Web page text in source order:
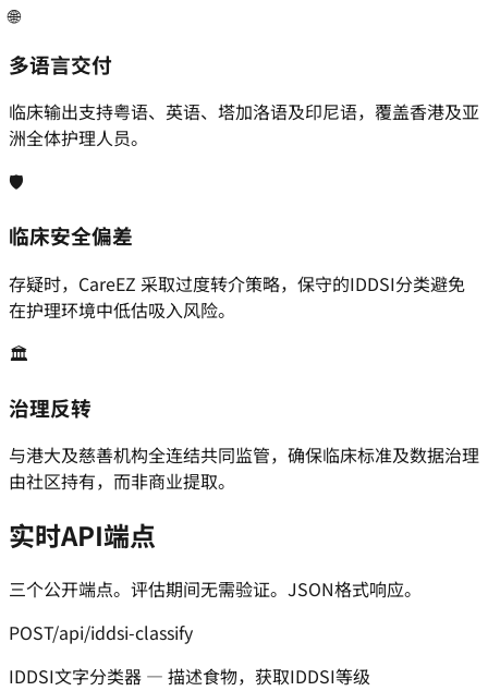
🌐
多语言交付
临床输出支持粤语、英语、塔加洛语及印尼语，覆盖香港及亚
洲全体护理人员。
🛡️
临床安全偏差
存疑时，CareEZ 采取过度转介策略，保守的IDDSI分类避免
在护理环境中低估吸入风险。
🏛️
治理反转
与港大及慈善机构全连结共同监管，确保临床标准及数据治理
由社区持有，而非商业提取。
实时API端点
三个公开端点。评估期间无需验证。JSON格式响应。
POST/api/iddsi-classify
IDDSI文字分类器 — 描述食物，获取IDDSI等级